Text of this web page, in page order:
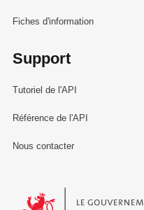
Fiches d'information
Support
Tutoriel de l'API
Référence de l'API
Nous contacter
Le Gouvernement du